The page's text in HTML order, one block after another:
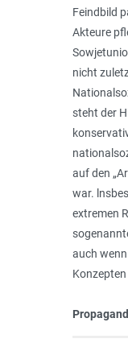
Feindbild
Akteure
nicht
steht der
auf den „
war.
extremen
auch